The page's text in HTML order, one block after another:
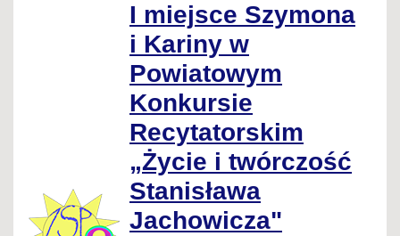
I miejsce Szymona
i Kariny w
Powiatowym
Konkursie
Recytatorskim
„Życie i twórczość
Stanisława
Jachowicza"